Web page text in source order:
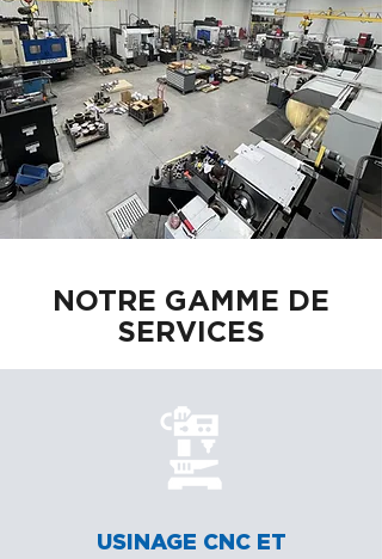
NOTRE GAMME DE
SERVICES
USINAGE CNC ET